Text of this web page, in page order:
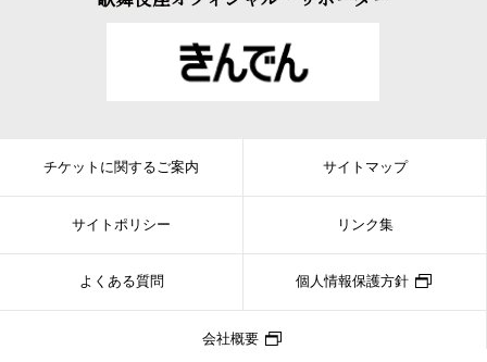
チケットに関するご案内 サイトマップ
サイトポリシー リンク集
よくある質問 個人情報保護方針
会社概要